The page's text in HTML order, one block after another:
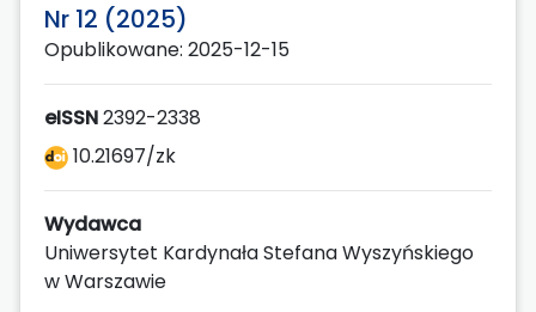
Nr 12 (2025)
Opublikowane: 2025-12-15
eISSN2392-2338
10.21697/zk
Wydawca
Uniwersytet Kardynała Stefana Wyszyńskiego
w Warszawie